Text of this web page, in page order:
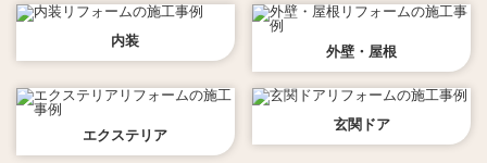
内装
外壁・屋根
エクステリア
玄関ドア